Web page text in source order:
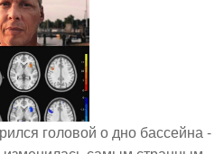
головой о дно бассейна -